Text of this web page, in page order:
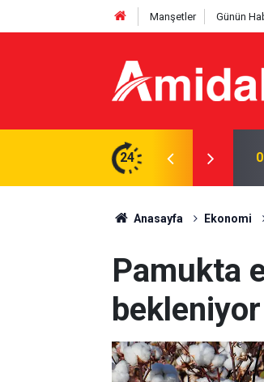
Manşetler Günün
24
Anasayfa Ekonomi
Pamukta
bekleniyor